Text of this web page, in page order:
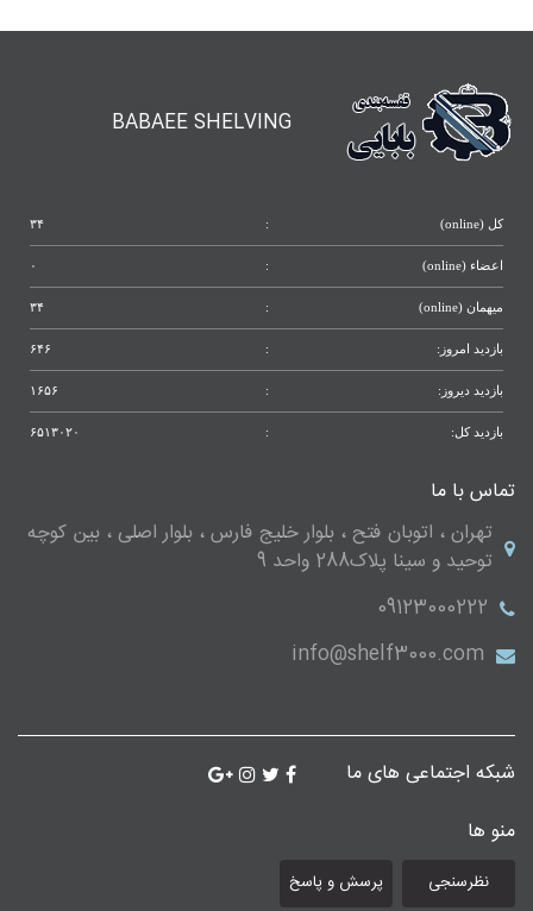
BABAEE SHELVING
کل (online) : ۳۴
اعضاء (online) : ۰
میهمان (online) : ۳۴
بازدید امروز: : ۶۴۶
بازدید دیروز: : ۱۶۵۶
بازدید کل: : ۶۵۱۳۰۲۰
تماس با ما
تهران ، اتوبان فتح ، بلوار خلیج فارس ، بلوار اصلی ، بین کوچه
توحید و سینا پلاک288 واحد 9
09123000222
info@shelf3000.com
شبکه اجتماعی های ما
منو ها
نظرسنجی پرسش و پاسخ